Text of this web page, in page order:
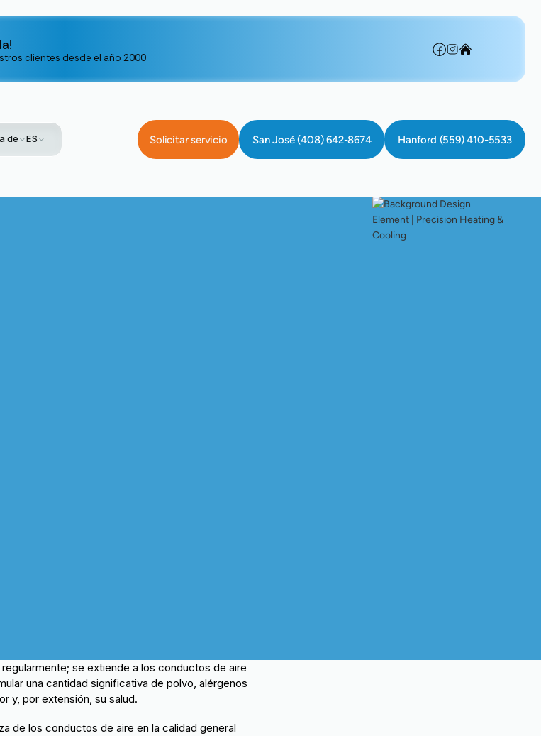
clientes desde el año 2000
de ES Solicitar servicio San José (408) 642-8674 Hanford (559) 410-5533
Profesional De Conductos Para La Calidad Del Aire Interior
se extiende a los conductos de aire
una cantidad significativa de polvo, alérgenos
y, por extensión, su salud.
de los conductos de aire en la calidad general